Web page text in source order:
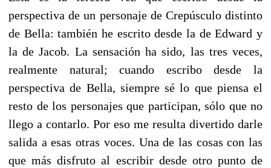
perspectiva de un personaje de Crepúsculo distinto
de Bella: también he escrito desde la de Edward y
la de Jacob. La sensación ha sido, las tres veces,
realmente natural; cuando escribo desde la
perspectiva de Bella, siempre sé lo que piensa el
resto de los personajes que participan, sólo que no
llego a contarlo. Por eso me resulta divertido darle
salida a esas otras voces. Una de las cosas con las
que más disfruto al escribir desde otro punto de